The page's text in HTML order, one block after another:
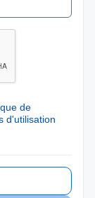
de
d'utilisation